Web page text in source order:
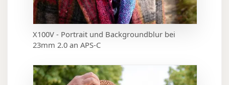
X100V - Portrait und Backgroundblur bei
23mm 2.0 an APS-C